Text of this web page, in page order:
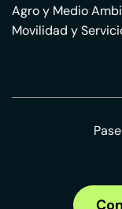
Agro y Medio
Movilidad y